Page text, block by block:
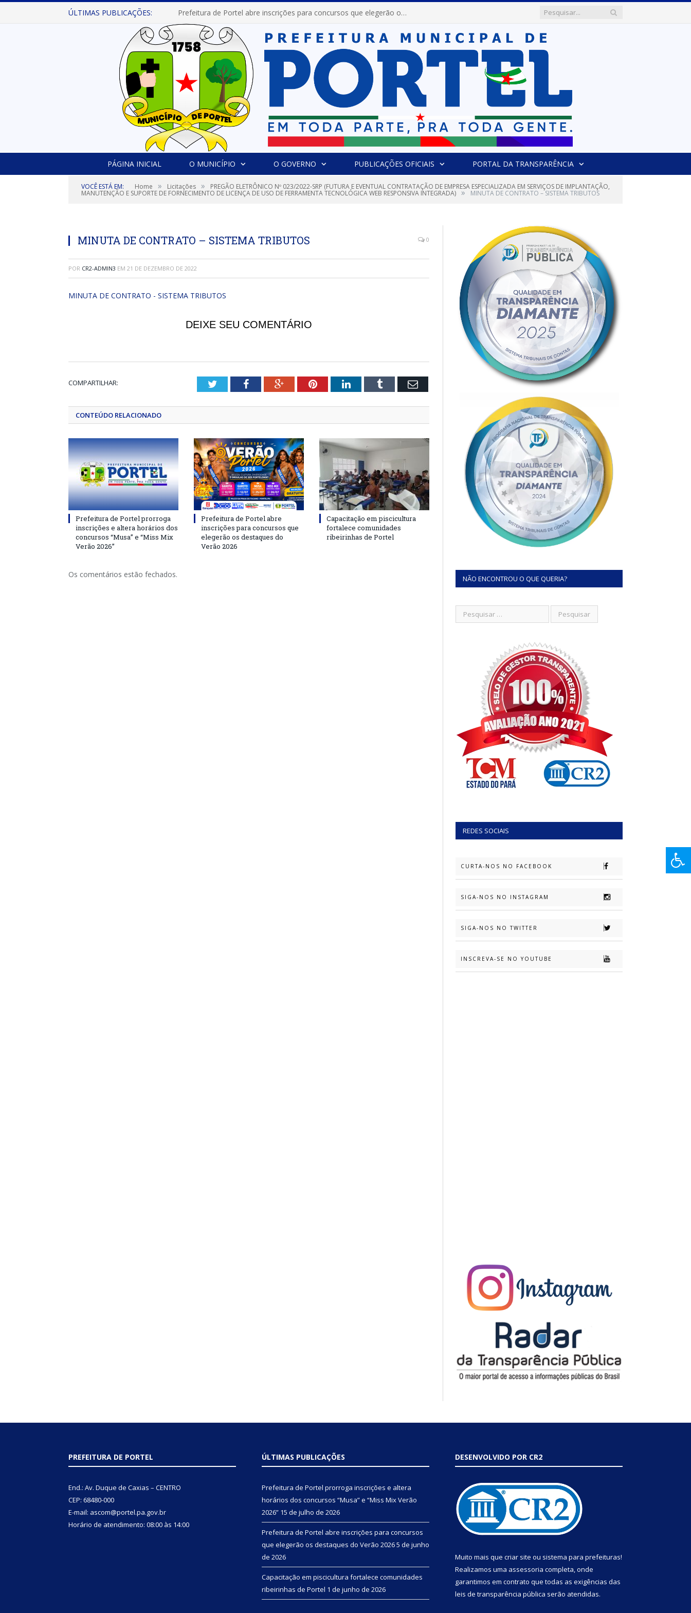
ÚLTIMAS PUBLICAÇÕES: Prefeitura de Portel abre inscrições para concursos que elegerão os destaques do Verão 2026
PÁGINA INICIAL O MUNICÍPIO O GOVERNO PUBLICAÇÕES OFICIAIS PORTAL DA TRANSPARÊNCIA
VOCÊ ESTÁ EM: Home » Licitações » PREGÃO ELETRÔNICO Nº 023/2022-SRP (FUTURA E EVENTUAL CONTRATAÇÃO DE EMPRESA ESPECIALIZADA EM SERVIÇOS DE IMPLANTAÇÃO,
MANUTENÇÃO E SUPORTE DE FORNECIMENTO DE LICENÇA DE USO DE FERRAMENTA TECNOLÓGICA WEB RESPONSIVA INTEGRADA) » MINUTA DE CONTRATO – SISTEMA TRIBUTOS
MINUTA DE CONTRATO – SISTEMA TRIBUTOS 0
POR CR2-ADMIN3 EM 21 DE DEZEMBRO DE 2022
MINUTA DE CONTRATO - SISTEMA TRIBUTOS
DEIXE SEU COMENTÁRIO
COMPARTILHAR: TwitterFacebookGoogle+PinterestLinkedInTumblr Email
CONTEÚDO RELACIONADO
Prefeitura de Portel prorroga
inscrições e altera horários dos
concursos “Musa” e “Miss Mix
Verão 2026”
Prefeitura de Portel abre
inscrições para concursos que
elegerão os destaques do
Verão 2026
Capacitação em piscicultura
fortalece comunidades
ribeirinhas de Portel
Os comentários estão fechados. NÃO ENCONTROU O QUE QUERIA?
REDES SOCIAIS
CURTA-NOS NO FACEBOOK
SIGA-NOS NO INSTAGRAM
SIGA-NOS NO TWITTER
INSCREVA-SE NO YOUTUBE
PREFEITURA DE PORTEL
End.: Av. Duque de Caxias – CENTRO
CEP: 68480-000
E-mail: ascom@portel.pa.gov.br
Horário de atendimento: 08:00 às 14:00
ÚLTIMAS PUBLICAÇÕES
Prefeitura de Portel prorroga inscrições e altera
horários dos concursos “Musa” e “Miss Mix Verão
2026” 15 de julho de 2026
Prefeitura de Portel abre inscrições para concursos
que elegerão os destaques do Verão 20265 de junho
de 2026
Capacitação em piscicultura fortalece comunidades
ribeirinhas de Portel 1 de junho de 2026
DESENVOLVIDO POR CR2
Muito mais que criar site ou sistema para prefeituras!
Realizamos uma assessoria completa, onde
garantimos em contrato que todas as exigências das
leis de transparência pública serão atendidas.